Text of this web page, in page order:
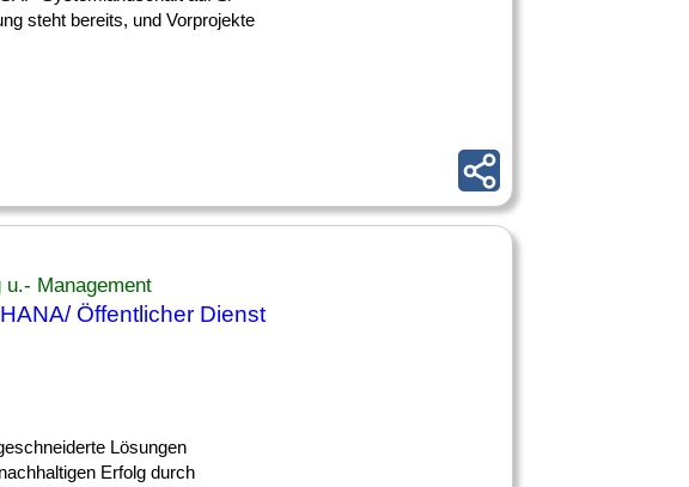
steht bereits, und Vorprojekte
u.- Management
Öffentlicher Dienst
Lösungen
Erfolg durch